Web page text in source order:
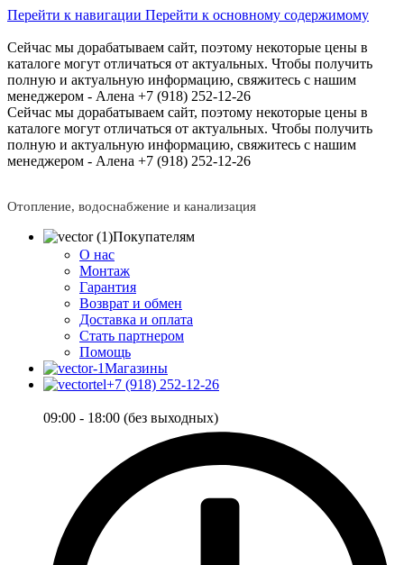
Перейти к навигации Перейти к основному содержимому
Сейчас мы дорабатываем сайт, поэтому некоторые цены в
каталоге могут отличаться от актуальных. Чтобы получить
полную и актуальную информацию, свяжитесь с нашим
менеджером - Алена +7 (918) 252-12-26
Сейчас мы дорабатываем сайт, поэтому некоторые цены в
каталоге могут отличаться от актуальных. Чтобы получить
полную и актуальную информацию, свяжитесь с нашим
менеджером - Алена +7 (918) 252-12-26
Отопление, водоснабжение и канализация
Покупателям
О нас
Монтаж
Гарантия
Возврат и обмен
Доставка и оплата
Стать партнером
Помощь
Магазины
+7 (918) 252-12-26
09:00 - 18:00 (без выходных)